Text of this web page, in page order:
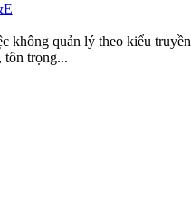
không quản lý theo kiểu truyền
tôn trọng...